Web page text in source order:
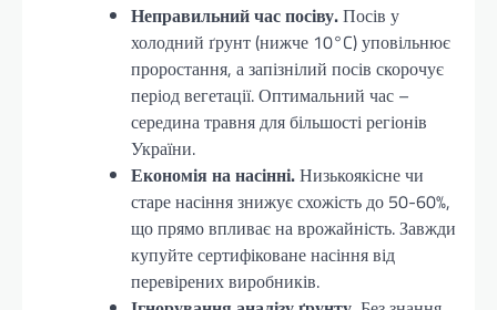
Неправильний час посіву.Посів у
холодний ґрунт (нижче 10°C) уповільнює
проростання, а запізнілий посів скорочує
період вегетації. Оптимальний час –
середина травня для більшості регіонів
України.
Економія на насінні.Низькоякісне чи
старе насіння знижує схожість до 50-60%,
що прямо впливає на врожайність. Завжди
купуйте сертифіковане насіння від
перевірених виробників.